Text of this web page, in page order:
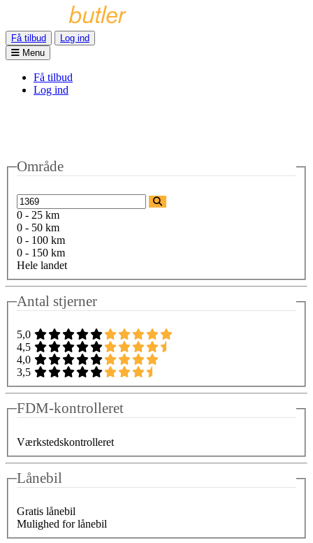
Få tilbud
Log ind
Menu
Få tilbud
Log ind
Område
0 - 25 km
0 - 50 km
0 - 100 km
0 - 150 km
Hele landet
Antal stjerner
5,0
4,5
4,0
3,5
FDM-kontrolleret
Værkstedskontrolleret
Lånebil
Gratis lånebil
Mulighed for lånebil